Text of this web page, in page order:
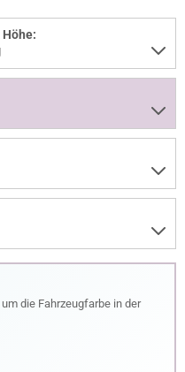
die Fahrzeugfarbe in der